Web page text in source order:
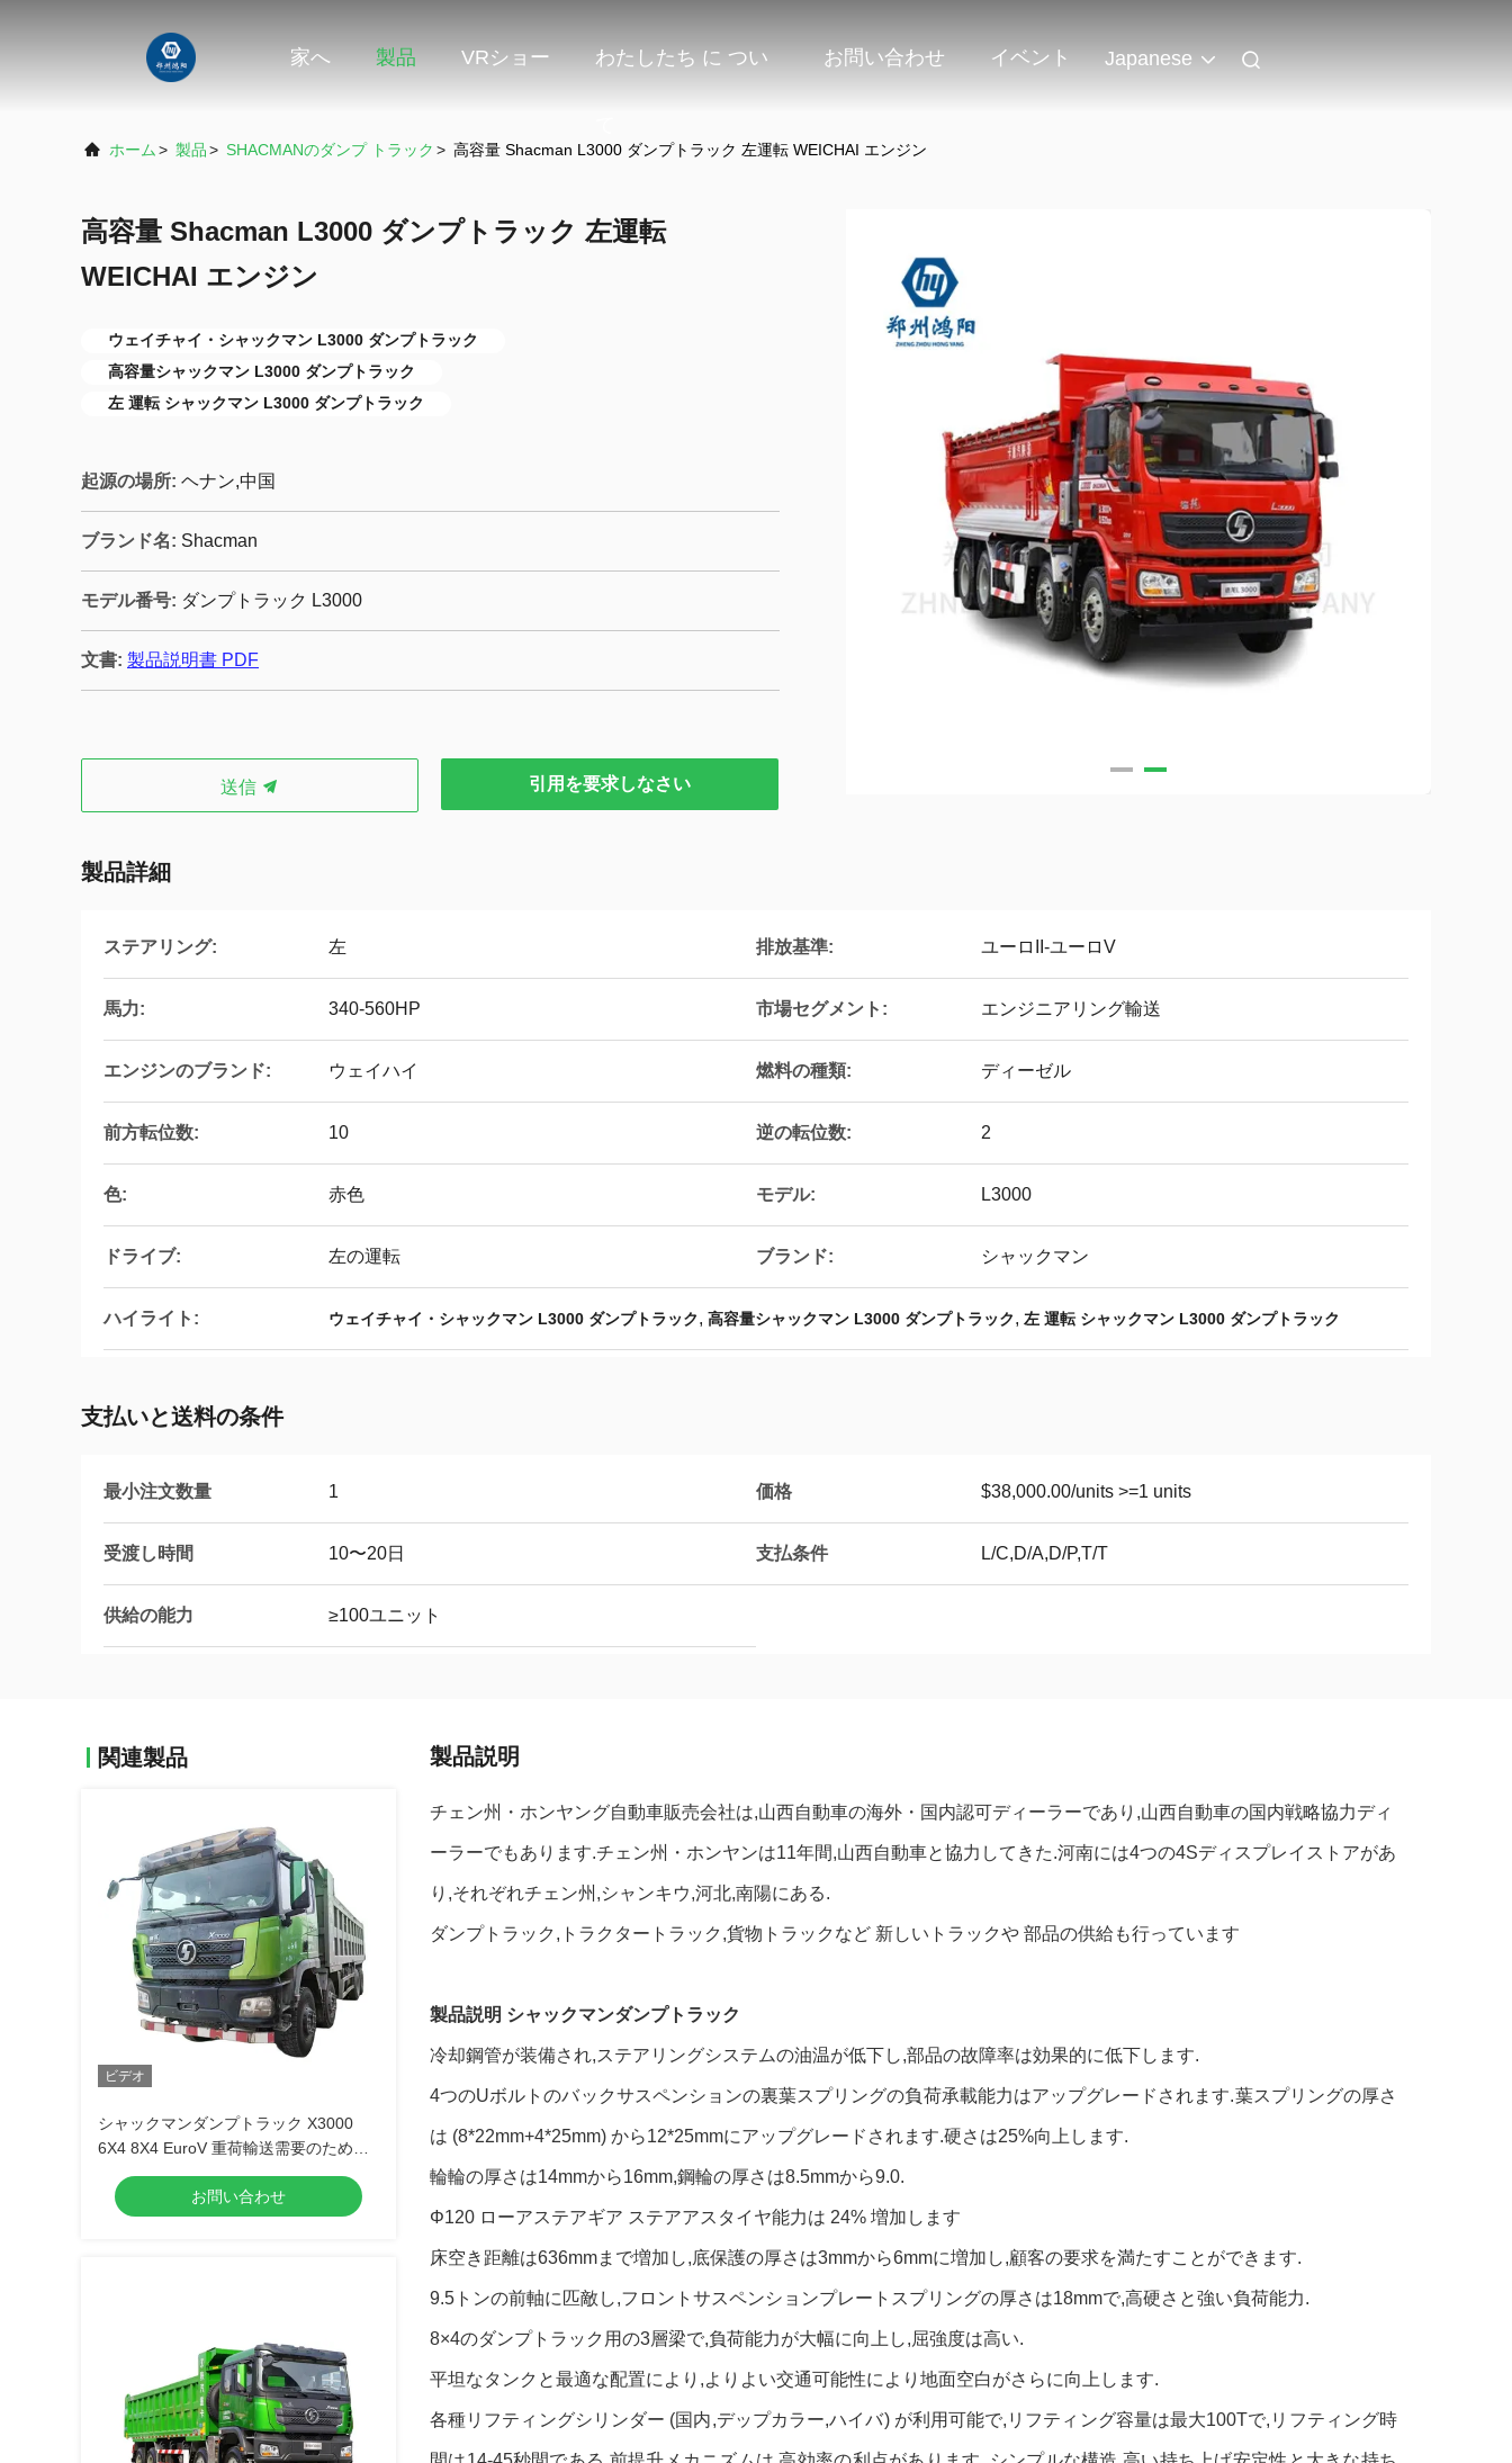
家へ 製品 VRショー わたしたち に つい お問い合わせ イベント Japanese
ホーム > 製品> SHACMANのダンプ トラック > 高容量 Shacman L3000 ダンプトラック 左運転 WEICHAI エンジン
高容量 Shacman L3000 ダンプトラック 左運転
WEICHAI エンジン
ウェイチャイ・シャックマン L3000 ダンプトラック
高容量シャックマン L3000 ダンプトラック
左 運転 シャックマン L3000 ダンプトラック
起源の場所: ヘナン,中国
ブランド名: Shacman
モデル番号: ダンプトラック L3000
文書: 製品説明書 PDF
送信 引用を要求しなさい
製品詳細
ステアリング: 左 排放基準: ユーロII-ユーロV
馬力: 340-560HP 市場セグメント: エンジニアリング輸送
エンジンのブランド: ウェイハイ 燃料の種類: ディーゼル
前方転位数: 10 逆の転位数: 2
色: 赤色 モデル: L3000
ドライブ: 左の運転 ブランド: シャックマン
ハイライト: ウェイチャイ・シャックマン L3000 ダンプトラック, 高容量シャックマン L3000 ダンプトラック, 左 運転 シャックマン L3000 ダンプトラック
支払いと送料の条件
最小注文数量 1 価格 $38,000.00/units >=1 units
受渡し時間 10〜20日 支払条件 L/C,D/A,D/P,T/T
供給の能力 ≥100ユニット
関連製品
ビデオ
シャックマンダンプトラック X3000
6X4 8X4 EuroV 重荷輸送需要のための
トップ選択
お問い合わせ
製品説明
チェン州・ホンヤング自動車販売会社は,山西自動車の海外・国内認可ディーラーであり,山西自動車の国内戦略協力ディ
ーラーでもあります.チェン州・ホンヤンは11年間,山西自動車と協力してきた.河南には4つの4Sディスプレイストアがあ
り,それぞれチェン州,シャンキウ,河北,南陽にある.
ダンプトラック,トラクタートラック,貨物トラックなど 新しいトラックや 部品の供給も行っています
製品説明 シャックマンダンプトラック
冷却鋼管が装備され,ステアリングシステムの油温が低下し,部品の故障率は効果的に低下します.
4つのUボルトのバックサスペンションの裏葉スプリングの負荷承載能力はアップグレードされます.葉スプリングの厚さ
は (8*22mm+4*25mm) から12*25mmにアップグレードされます.硬さは25%向上します.
輪輪の厚さは14mmから16mm,鋼輪の厚さは8.5mmから9.0.
Φ120 ローアステアギア ステアアスタイヤ能力は 24% 増加します
床空き距離は636mmまで増加し,底保護の厚さは3mmから6mmに増加し,顧客の要求を満たすことができます.
9.5トンの前軸に匹敵し,フロントサスペンションプレートスプリングの厚さは18mmで,高硬さと強い負荷能力.
8×4のダンプトラック用の3層梁で,負荷能力が大幅に向上し,屈強度は高い.
平坦なタンクと最適な配置により,よりよい交通可能性により地面空白がさらに向上します.
各種リフティングシリンダー (国内,デップカラー,ハイバ) が利用可能で,リフティング容量は最大100Tで,リフティング時